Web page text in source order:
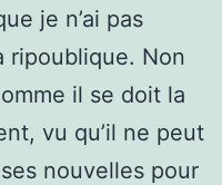
je n’ai pas
ripoublique. Non
il se doit la
vu qu’il ne peut
nouvelles pour